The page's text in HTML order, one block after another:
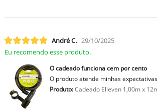
André C. 29/10/2025
Eu recomendo esse produto.
O cadeado funciona cem por cento
O produto atende minhas
Produto:Cadeado Elleven 1,00m x